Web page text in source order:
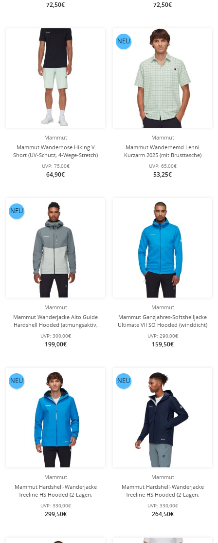
72,50€ 72,50€
Mammut
Mammut Wanderhose Hiking V
Short (UV-Schutz, 4-Wege-Stretch)
kurz hellgrün Herren
UVP: 75,00€
64,90€
Mammut
Mammut Wanderhemd Lenni
Kurzarm 2025 (mit Brusttasche)
hellgrün Herren
UVP: 65,00€
53,25€
NEU
Mammut
Mammut Wanderjacke Alto Guide
Hardshell Hooded (atmungsaktiv,
wasserdicht, PFC-frei) silber/grau
Herren
UVP: 300,00€
199,00€
NEU
Mammut
Mammut Ganzjahres-Softshelljacke
Ultimate VII SO Hooded (winddicht)
glacier blau Herren
UVP: 290,00€
159,50€
Mammut
Mammut Hardshell-Wanderjacke
Treeline HS Hooded (2-Lagen,
wasserdicht, winddicht) blau Herren
UVP: 330,00€
299,50€
NEU
Mammut
Mammut Hardshell-Wanderjacke
Treeline HS Hooded (2-Lagen,
wasserdicht, winddicht) marineblau
Herren
UVP: 330,00€
264,50€
NEU